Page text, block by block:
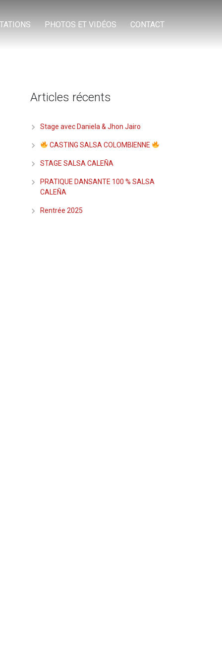
PHOTOS ET VIDÉOS CONTACT
Articles récents
Stage avec Daniela & Jhon Jairo
CASTING SALSA COLOMBIENNE
STAGE SALSA CALEÑA
PRATIQUE DANSANTE 100 % SALSA
CALEÑA
Rentrée 2025